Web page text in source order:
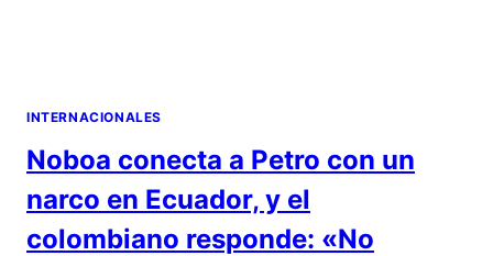
INTERNACIONALES
Noboa conecta a Petro con un
narco en Ecuador, y el
colombiano responde: «No